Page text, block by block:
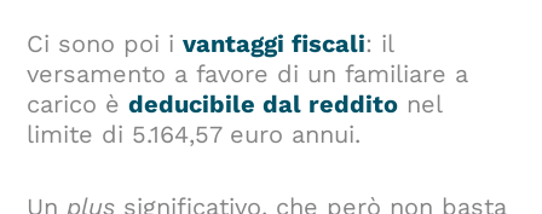
Ci sono poi ivantaggi fiscali: il
versamento a favore di un familiare a
carico èdeducibile dal reddito nel
limite di 5.164,57 euro annui.
Un plus significativo, che però non basta